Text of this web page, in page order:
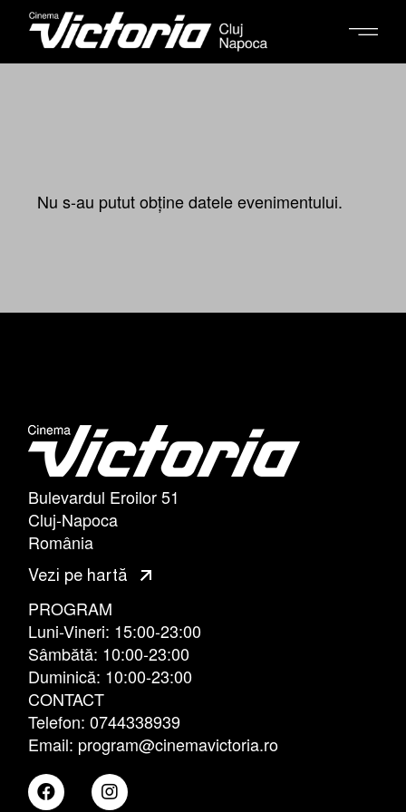
Nu s-au putut obține datele evenimentului.
Bulevardul Eroilor 51
Cluj-Napoca
România
Vezi pe hartă
PROGRAM
Luni-Vineri: 15:00-23:00
Sâmbătă: 10:00-23:00
Duminică: 10:00-23:00
CONTACT
Telefon: 0744338939
Email: program@cinemavictoria.ro